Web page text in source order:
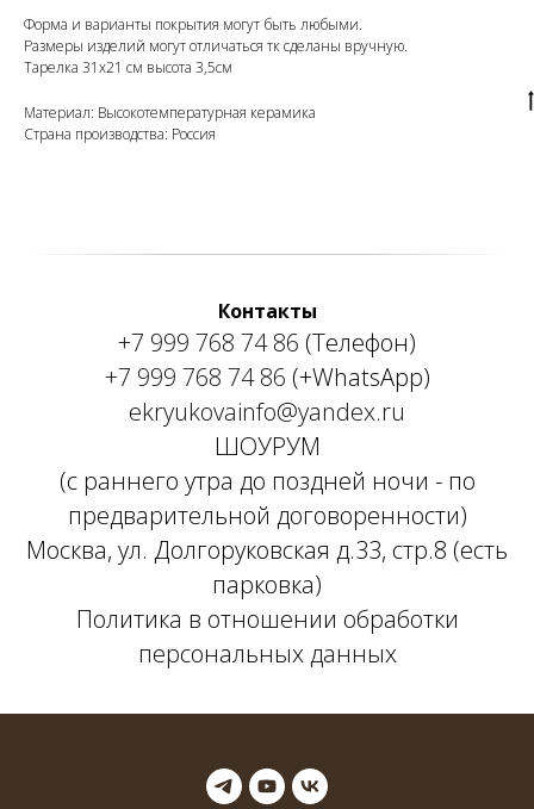
Форма и варианты покрытия могут быть любыми.
Размеры изделий могут отличаться тк сделаны вручную.
Тарелка 31х21 см высота 3,5см
Материал: Высокотемпературная керамика
Страна производства: Россия
Контакты
+7 999 768 74 86 (Телефон)
+7 999 768 74 86 (+WhatsApp)
ekryukovainfo@yandex.ru
ШОУРУМ
(с раннего утра до поздней ночи - по
предварительной договоренности)
Москва, ул. Долгоруковская д.33, стр.8 (есть
парковка)
Политика в отношении обработки
персональных данных